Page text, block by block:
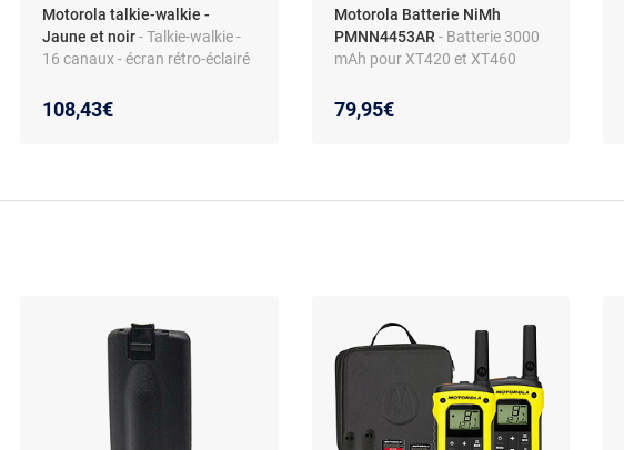
Motorola talkie-walkie -
Jaune et noir- Talkie-walkie -
16 canaux - écran rétro-éclairé
108,43€
Motorola Batterie NiMh
PMNN4453AR - Batterie 3000
mAh pour XT420 et XT460
79,95€